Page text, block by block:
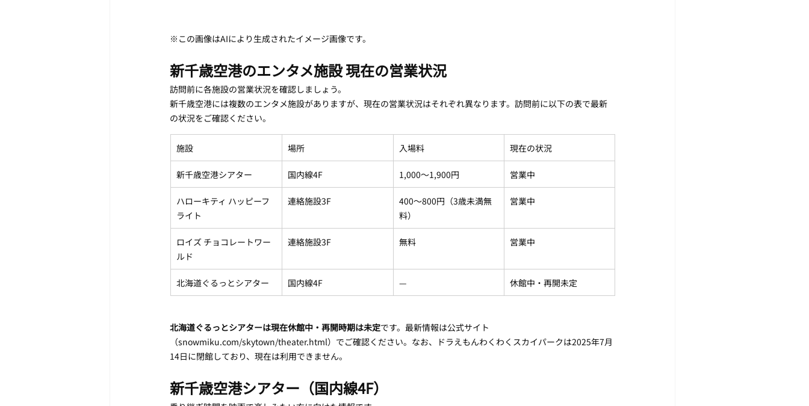
※この画像はAIにより生成されたイメージ画像です。
新千歳空港のエンタメ施設 現在の営業状況
訪問前に各施設の営業状況を確認しましょう。
新千歳空港には複数のエンタメ施設がありますが、現在の営業状況はそれぞれ異なります。訪問前に以下の表で最新
の状況をご確認ください。
施設 場所 入場料 現在の状況
新千歳空港シアター 国内線4F 1,000〜1,900円 営業中
ハローキティ ハッピーフ
ライト
連絡施設3F
400〜800円（3歳未満無
料）
営業中
ロイズ チョコレートワー
ルド
連絡施設3F 無料 営業中
北海道ぐるっとシアター 国内線4F — 休館中・再開未定
北海道ぐるっとシアターは現在休館中・再開時期は未定です。最新情報は公式サイト
（snowmiku.com/skytown/theater.html）でご確認ください。なお、ドラえもんわくわくスカイパークは2025年7月
14日に閉館しており、現在は利用できません。
新千歳空港シアター（国内線4F）